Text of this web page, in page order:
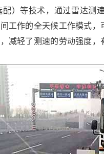
）等技术，通过雷达测
工作的全天候工作模式
减轻了测速的劳动强度